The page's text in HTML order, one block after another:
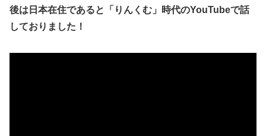
後は日本在住であると「りんくむ」時代のYouTubeで話
しておりました！